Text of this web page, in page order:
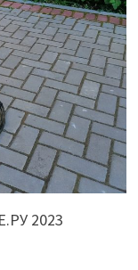
2023